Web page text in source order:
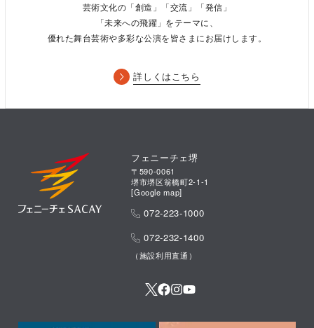
芸術文化の「創造」「交流」「発信」
「未来への飛躍」をテーマに、
優れた舞台芸術や多彩な公演を皆さまにお届けします。
詳しくはこちら
フェニーチェ堺
〒590-0061
堺市堺区翁橋町2-1-1
[Google map]
072-223-1000
072-232-1400
（施設利用直通）